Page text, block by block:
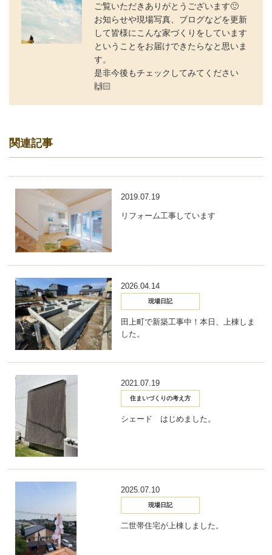
ご覧いただきありがとうございます🙂
お知らせや現場写真、ブログなどを更新
して皆様にこんな家づくりをしています
ということをお届けできたらなと思いま
す。
是非今後もチェックしてみてください
🙌🏻
関連記事
2019.07.19
リフォーム工事しています
2026.04.14
現場日記
田上町で新築工事中！本日、上棟しま
した。
2021.07.19
住まいづくりの考え方
シェード はじめました。
2025.07.10
現場日記
二世帯住宅が上棟しました。